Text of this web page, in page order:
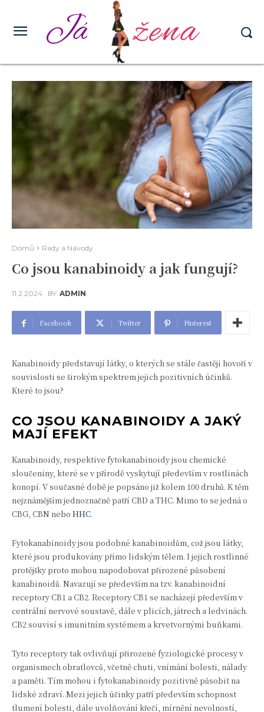
Já žena
Domů Rady a Návody
Co jsou kanabinoidy a jak fungují?
11.2.2024 BY ADMIN
Facebook Twitter Pinterest
Kanabinoidy představují látky, o kterých se stále častěji hovoří v
souvislosti se širokým spektrem jejich pozitivních účinků.
Které to jsou?
CO JSOU KANABINOIDY A JAKÝ
MAJÍ EFEKT
Kanabinoidy, respektive fytokanabinoidy jsou chemické
sloučeniny, které se v přírodě vyskytují především v rostlinách
konopí. V současné době je popsáno již kolem 100 druhů. K těm
nejznámějším jednoznačně patří CBD a THC. Mimo to se jedná o
CBG, CBN nebo HHC.
Fytokanabinoidy jsou podobné kanabinoidům, což jsou látky,
které jsou produkovány přímo lidským tělem. I jejich rostlinné
protějšky proto mohou napodobovat přirozené působení
kanabinoidů. Navazují se především na tzv. kanabinoidní
receptory CB1 a CB2. Receptory CB1 se nacházejí především v
centrální nervové soustavě, dále v plicích, játrech a ledvinách.
CB2 souvisí s imunitním systémem a krvetvornými buňkami.
Tyto receptory tak ovlivňují přirozené fyziologické procesy v
organismech obratlovců, včetně chuti, vnímání bolesti, nálady
a paměti. Tím mohou i fytokanabinoidy pozitivně působit na
lidské zdraví. Mezi jejich účinky patří především schopnost
tlumení bolesti, dále uvolňování křečí, mírnění nevolností,